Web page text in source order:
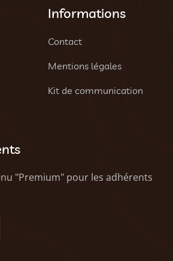
Informations
Contact
Mentions légales
Kit de communication
"Premium" pour les adhérents